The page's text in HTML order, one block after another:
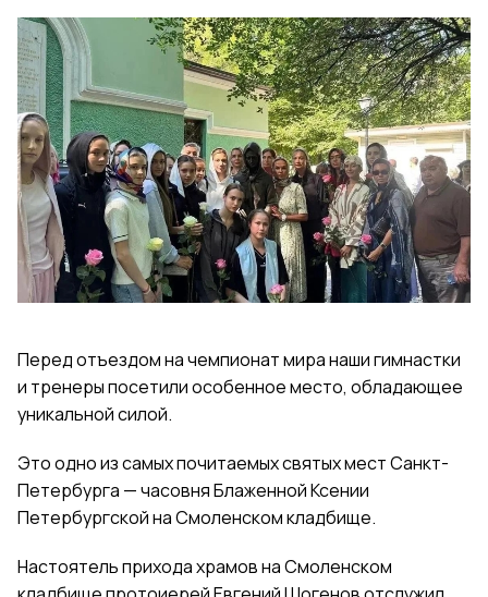
Перед отъездом на чемпионат мира наши гимнастки
и тренеры посетили особенное место, обладающее
уникальной силой.
Это одно из самых почитаемых святых мест Санкт-
Петербурга — часовня Блаженной Ксении
Петербургской на Смоленском кладбище.
Настоятель прихода храмов на Смоленском